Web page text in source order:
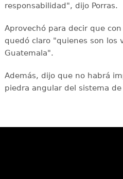
responsabilidad", dijo Porras.
Aprovechó para decir que
quedó claro "quienes son los
Guatemala".
Además, dijo que no habrá
piedra angular del sistema